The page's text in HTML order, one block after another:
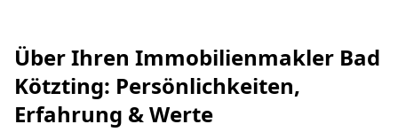
Über Ihren Immobilienmakler Bad
Kötzting: Persönlichkeiten,
Erfahrung & Werte